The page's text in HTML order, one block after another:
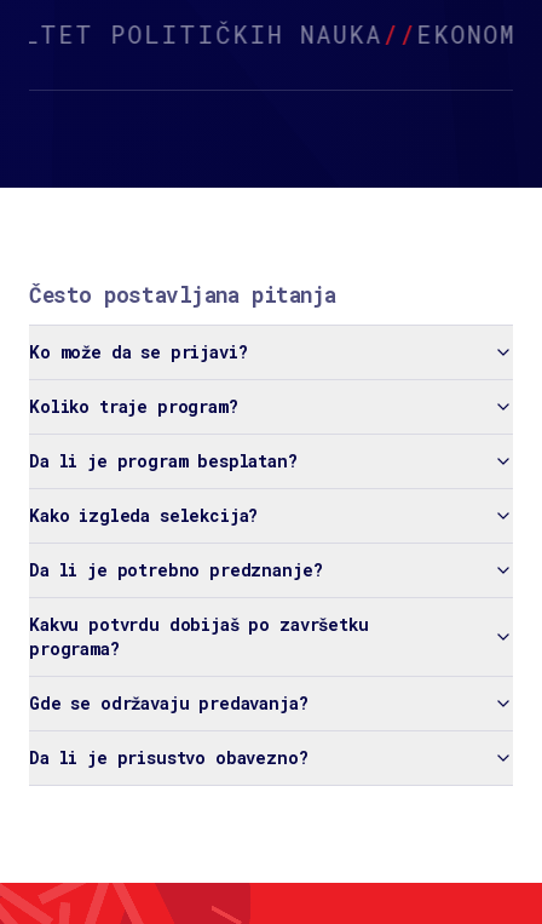
//FAKULTET POLITIČKIH NAUKA//
Često postavljana pitanja
Ko može da se prijavi?
Koliko traje program?
Da li je program besplatan?
Kako izgleda selekcija?
Da li je potrebno predznanje?
Kakvu potvrdu dobijaš po završetku
programa?
Gde se održavaju predavanja?
Da li je prisustvo obavezno?